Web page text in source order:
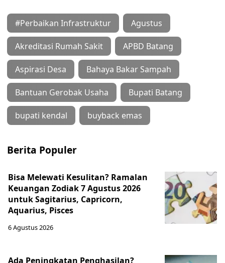
#Perbaikan Infrastruktur Agustus
Akreditasi Rumah Sakit APBD Batang
Aspirasi Desa Bahaya Bakar Sampah
Bantuan Gerobak Usaha Bupati Batang
bupati kendal buyback emas
Berita Populer
Bisa Melewati Kesulitan? Ramalan
Keuangan Zodiak 7 Agustus 2026
untuk Sagitarius, Capricorn,
Aquarius, Pisces
6 Agustus 2026
Ada Peningkatan Penghasilan?